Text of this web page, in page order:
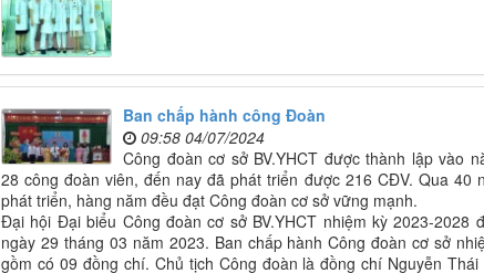
Ban chấp hành công Đoàn
09:58 04/07/2024
Công đoàn cơ sở BV.YHCT được thành lập vào
28 công đoàn viên, đến nay đã phát triển được 216 CĐV. Qua 40
phát triển, hàng năm đều đạt Công đoàn cơ sở vững mạnh.
Đại hội Đại biểu Công đoàn cơ sở BV.YHCT nhiệm kỳ 2023-2028
ngày 29 tháng 03 năm 2023. Ban chấp hành Công đoàn cơ sở
gồm có 09 đồng chí. Chủ tịch Công đoàn là đồng chí Nguyễn Thái